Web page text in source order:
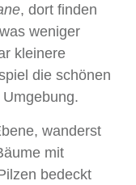
, dort finden
weniger
kleinere
die schönen
wanderst
mit
bedeckt